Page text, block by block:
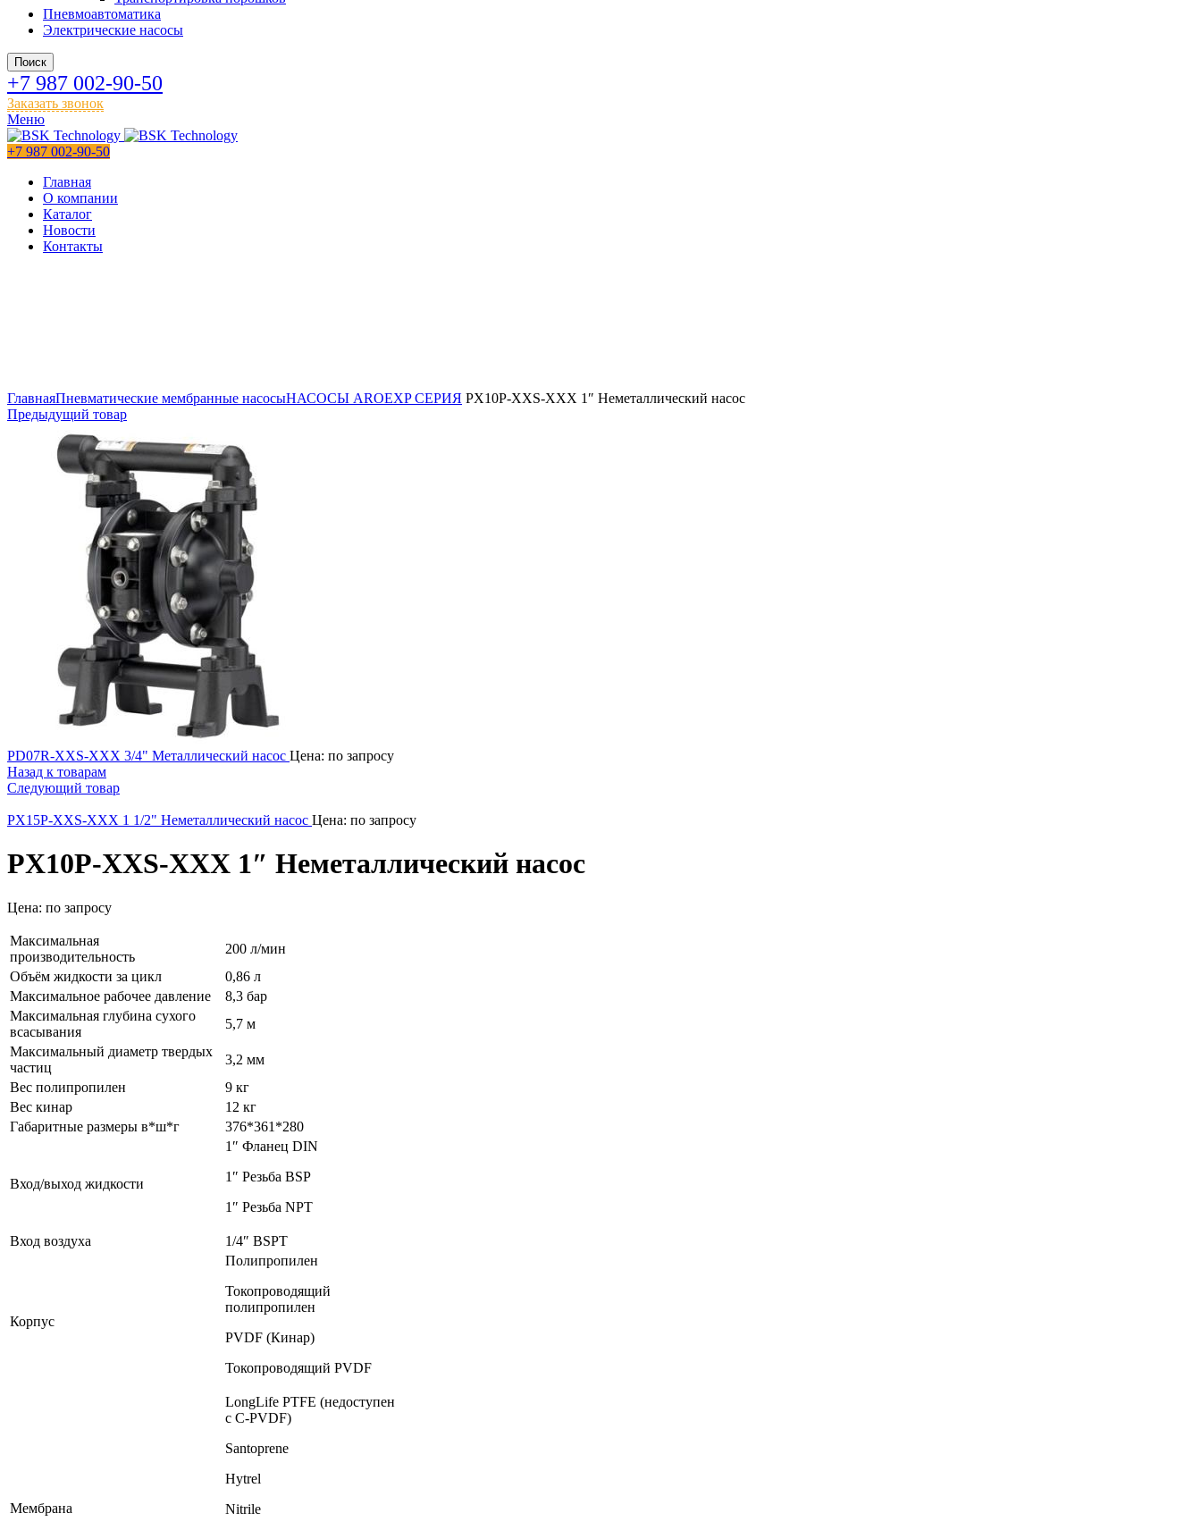
Пневмоавтоматика
Электрические насосы
Поиск
+7 987 002-90-50
Заказать звонок
Меню
+7 987 002-90-50
Главная
О компании
Каталог
Новости
Контакты
ГлавнаяПневматические мембранные насосыНАСОСЫ AROEXP СЕРИЯ PX10P-XXS-XXX 1″ Неметаллический насос
Предыдущий товар
PD07R-XXS-XXX 3/4" Металлический насос Цена: по запросу
Назад к товарам
Следующий товар
PX15P-XXS-XXX 1 1/2" Неметаллический насос Цена: по запросу
PX10P-XXS-XXX 1″ Неметаллический насос
Цена: по запросу
Максимальная
производительность
200 л/мин
Объём жидкости за цикл
0,86 л
Максимальное рабочее давление
8,3 бар
Максимальная глубина сухого
всасывания
5,7 м
Максимальный диаметр твердых
частиц
3,2 мм
Вес полипропилен
9 кг
Вес кинар
12 кг
Габаритные размеры в*ш*г
376*361*280
Вход/выход жидкости
1″ Фланец DIN
1″ Резьба BSP
1″ Резьба NPT
Вход воздуха 1/4″ BSPT
Корпус
Полипропилен
Токопроводящий
полипропилен
PVDF (Кинар)
Токопроводящий PVDF
Мембрана
LongLife PTFE (недоступен
с C-PVDF)
Santoprene
Hytrel
Nitrile